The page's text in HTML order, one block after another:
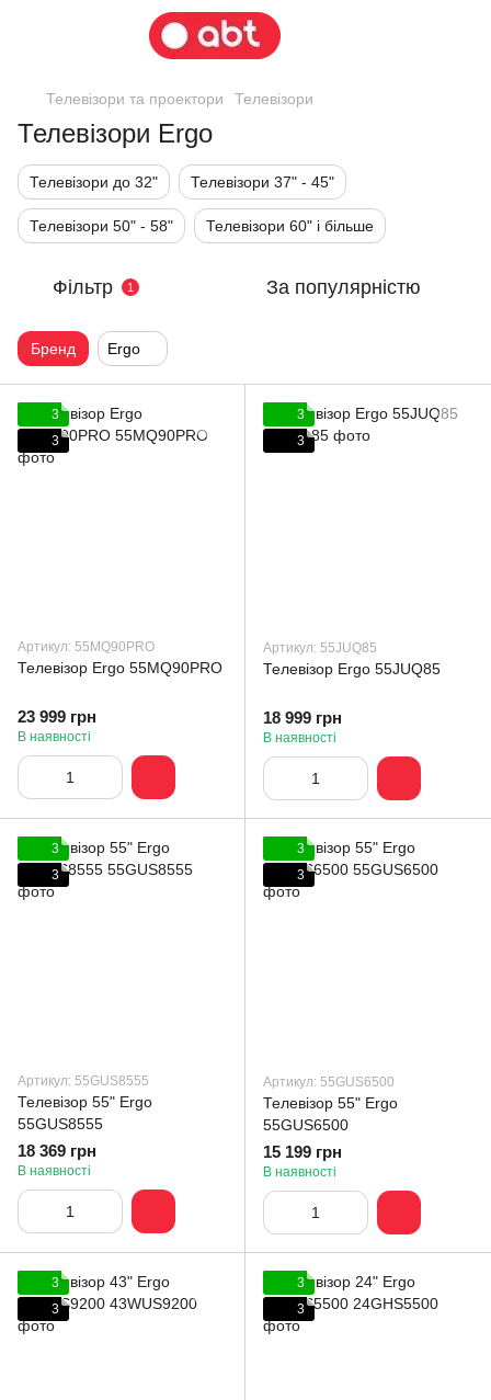
Телевізори та проектори Телевізори
Телевізори Ergo
Телевізори до 32" Телевізори 37" - 45"
Телевізори 50" - 58" Телевізори 60" і більше
Фільтр 1 За популярністю
Бренд Ergo
3
3
Артикул: 55MQ90PRO
Телевізор Ergo 55MQ90PRO
23 999 грн
В наявності
3
3
Артикул: 55JUQ85
Телевізор Ergo 55JUQ85
18 999 грн
В наявності
3
3
Артикул: 55GUS8555
Телевізор 55" Ergo
55GUS8555
18 369 грн
В наявності
3
3
Артикул: 55GUS6500
Телевізор 55" Ergo
55GUS6500
15 199 грн
В наявності
3
3
3
3